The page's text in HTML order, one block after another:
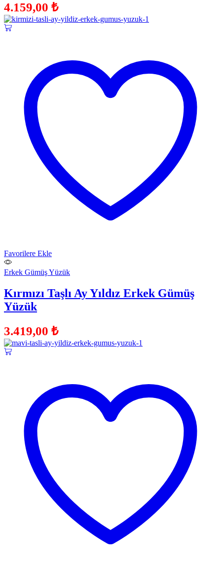
4.159,00 ₺
Favorilere Ekle
Erkek Gümüş Yüzük
Kırmızı Taşlı Ay Yıldız Erkek Gümüş
Yüzük
3.419,00 ₺